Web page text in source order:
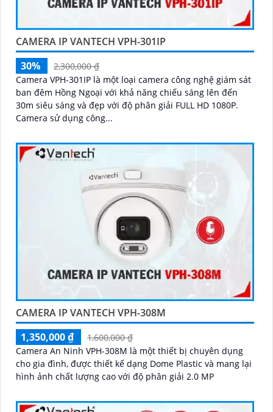
CAMERA IP VANTECH VPH-301IP
30%
2,300,000 ₫
Camera VPH-301IP là một loại camera công nghệ giám sát
ban đêm Hồng Ngoại với khả năng chiếu sáng lên đến
30m siêu sáng và đẹp với độ phân giải FULL HD 1080P.
Camera sử dụng công...
CAMERA IP VANTECH VPH-308M
1,350,000 ₫
1,600,000 ₫
Camera An Ninh VPH-308M là một thiết bị chuyên dụng
cho gia đình, được thiết kế dạng Dome Plastic và mang lại
hình ảnh chất lượng cao với độ phân giải 2.0 MP